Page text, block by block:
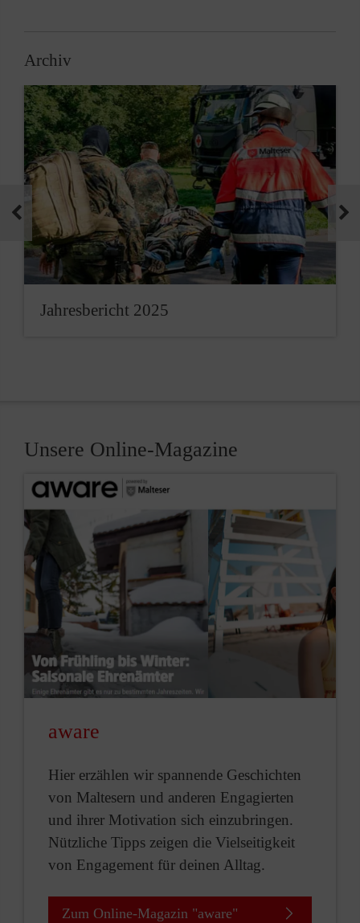
Archiv
Jahresbericht 2025
Unsere Online-Magazine
aware
Hier erzählen wir spannende Geschichten
von Maltesern und anderen Engagierten
und ihrer Motivation sich einzubringen.
Nützliche Tipps zeigen die Vielseitigkeit
von Engagement für deinen Alltag.
Zum Online-Magazin "aware"